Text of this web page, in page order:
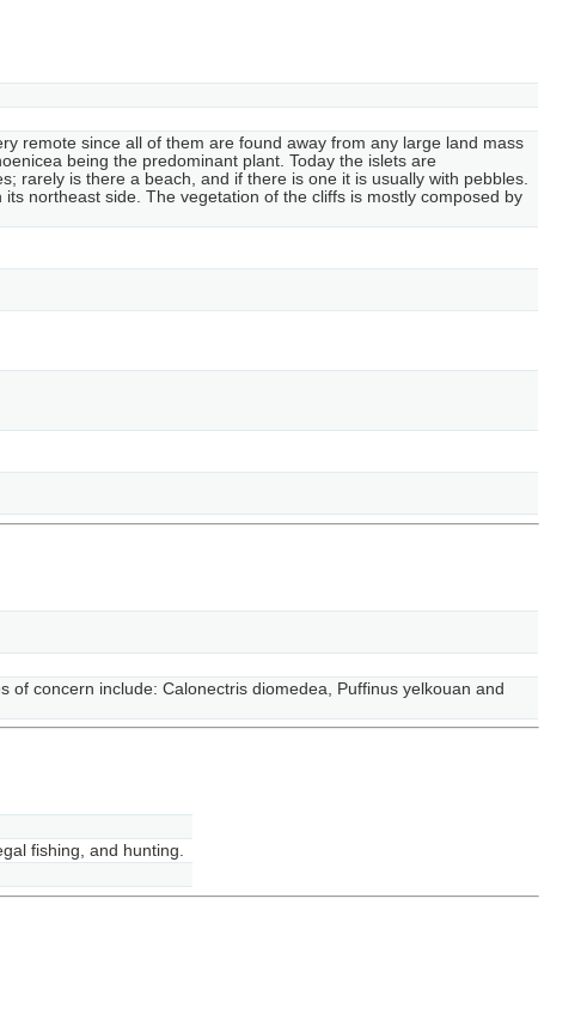
remote since all of them are found away from any large land mass
being the predominant plant. Today the islets are
rarely is there a beach, and if there is one it is usually with pebbles.
northeast side. The vegetation of the cliffs is mostly composed by
concern include: Calonectris diomedea, Puffinus yelkouan and
fishing, and hunting.